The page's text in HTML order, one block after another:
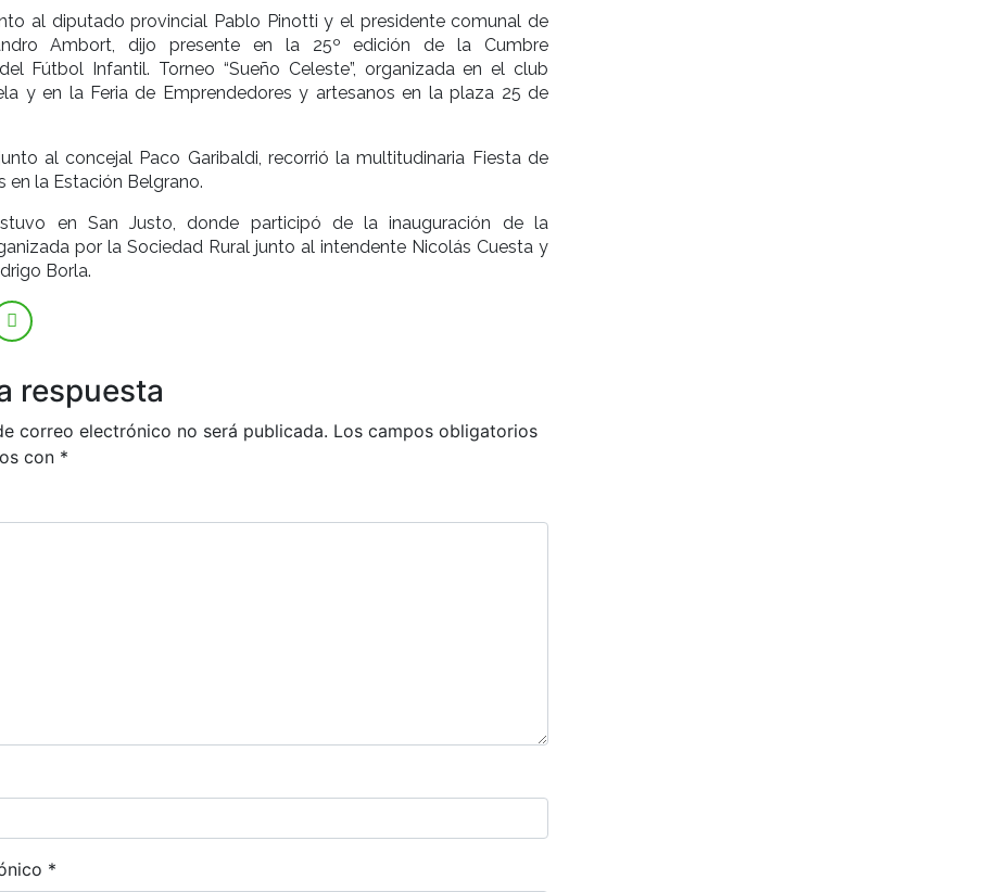
al diputado provincial Pablo Pinotti y el presidente comunal de
Ambort, dijo presente en la 25º edición de la Cumbre
Fútbol Infantil. Torneo “Sueño Celeste”, organizada en el club
y en la Feria de Emprendedores y artesanos en la plaza 25 de
al concejal Paco Garibaldi, recorrió la multitudinaria Fiesta de
en la Estación Belgrano.
en San Justo, donde participó de la inauguración de la
por la Sociedad Rural junto al intendente Nicolás Cuesta y
Borla.
respuesta
correo electrónico no será publicada. Los campos obligatorios
con *
*